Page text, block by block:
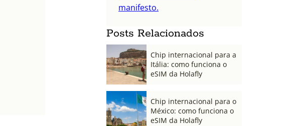
manifesto.
Posts Relacionados
Chip internacional para a
Itália: como funciona o
eSIM da Holafly
Chip internacional para o
México: como funciona o
eSIM da Holafly